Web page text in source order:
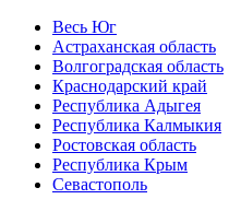
Весь Юг
Астраханская область
Волгоградская область
Краснодарский край
Республика Адыгея
Республика Калмыкия
Ростовская область
Республика Крым
Севастополь